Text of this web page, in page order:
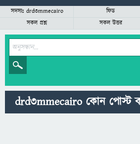
সদস্যঃ drd3mmecairo ফিড
সকল প্রশ্ন
সকল উত্তর
drd3mmecairo কোন পোস্ট